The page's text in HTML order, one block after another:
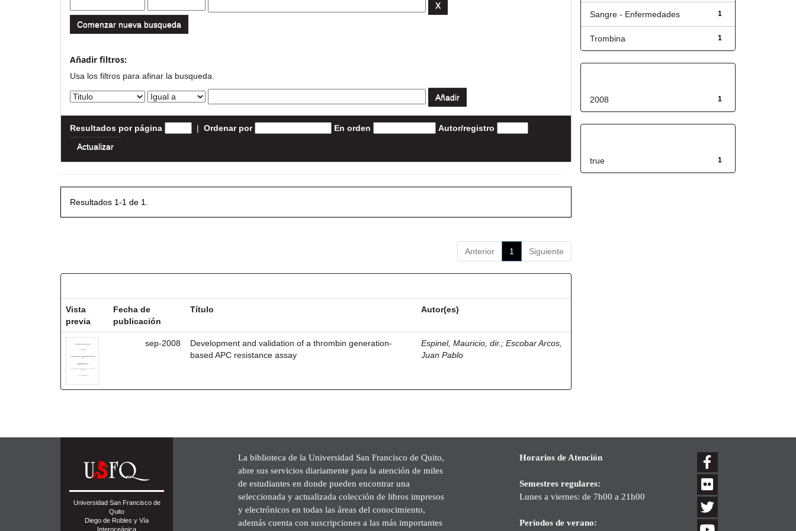
Comenzar nueva busqueda
Añadir filtros:
Usa los filtros para afinar la busqueda.
Resultados por página | Ordenar por En orden Autor/registro
Resultados 1-1 de 1.
Anterior 1 Siguiente
Vista
previa
Fecha de
publicación
Título Autor(es)
sep-2008
Development and validation of a thrombin generation-
based APC resistance assay
Espinel, Mauricio, dir. ;Escobar Arcos,
Juan Pablo
1
Sangre - Enfermedades
1
Trombina
1
2008
1
true
Universidad San Francisco de
Quito
Diego de Robles y Vía
Interoceánica
La biblioteca de la Universidad San Francisco de Quito,
abre sus servicios diariamente para la atención de miles
de estudiantes en donde pueden encontrar una
seleccionada y actualizada colección de libros impresos
y electrónicos en todas las áreas del conocimiento,
además cuenta con suscripciones a las más importantes
Horarios de Atención
Semestres regulares:
Lunes a viernes: de 7h00 a 21h00
Períodos de verano: